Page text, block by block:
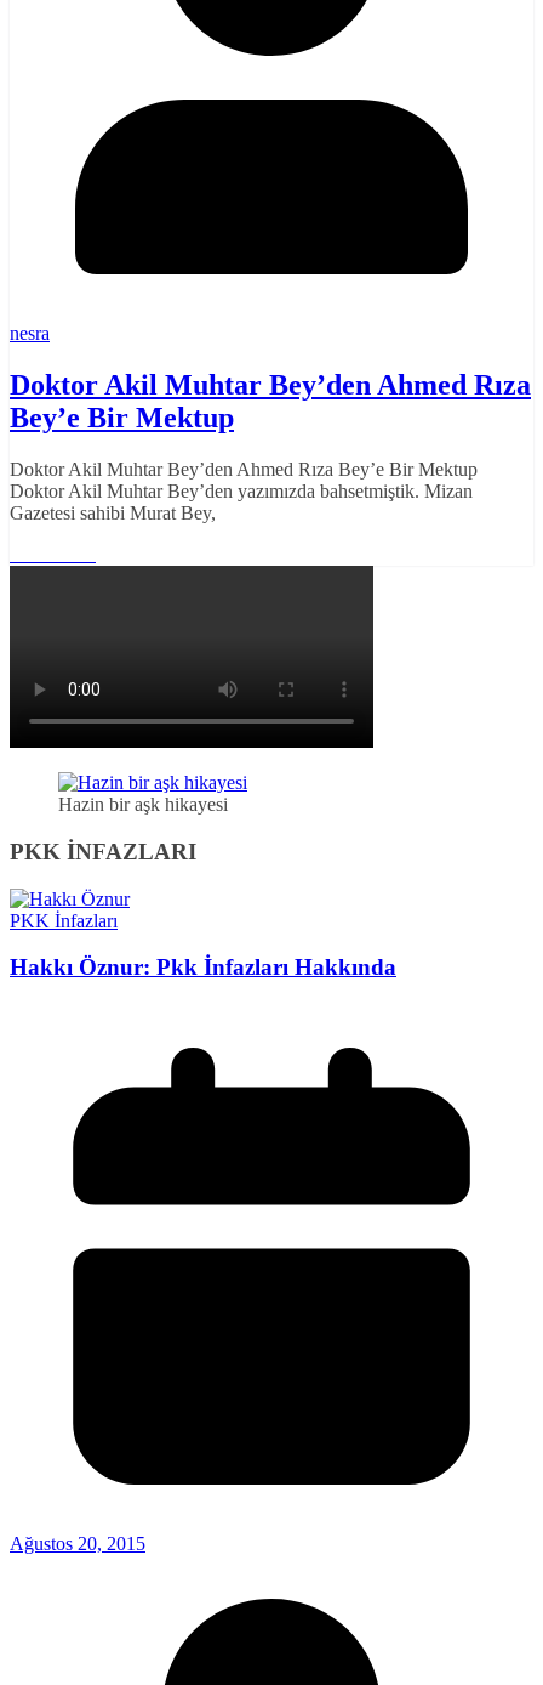
nesra
Doktor Akil Muhtar Bey’den Ahmed Rıza
Bey’e Bir Mektup
Doktor Akil Muhtar Bey’den Ahmed Rıza Bey’e Bir Mektup
Doktor Akil Muhtar Bey’den yazımızda bahsetmiştik. Mizan
Gazetesi sahibi Murat Bey,
Hazin bir aşk hikayesi
PKK İNFAZLARI
PKK İnfazları
Hakkı Öznur: Pkk İnfazları Hakkında
Ağustos 20, 2015